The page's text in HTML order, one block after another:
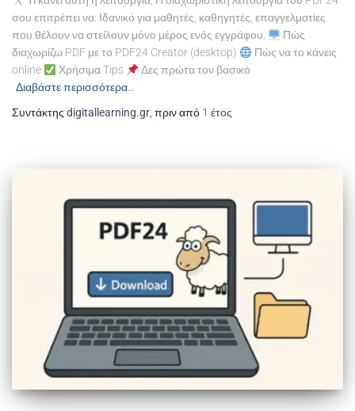
σου επιτρέπει να: Ιδανικό για μαθητές, καθηγητές, επαγγελματίες
που θέλουν να στείλουν μόνο μέρος ενός εγγράφου.
Πώς
διαχωρίζω PDF με το PDF24 Creator (desktop)
Πώς να το κάνεις
online
Χρήσιμα Tips
Δες πρώτα τον βασικό
Διαβάστε περισσότερα…
Συντάκτης digitallearning.gr, πριν από 1 έτος